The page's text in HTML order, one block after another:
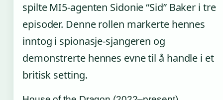
spilte MI5-agenten Sidonie “Sid” Baker i tre
episoder. Denne rollen markerte hennes
inntog i spionasje-sjangeren og
demonstrerte hennes evne til å handle i et
britisk setting.